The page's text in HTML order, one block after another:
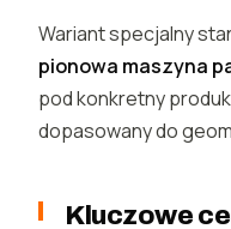
Wariant specjalny
pionowa maszyna
pod konkretny
dopasowany do
Kluczowe